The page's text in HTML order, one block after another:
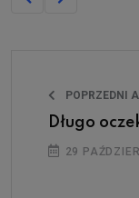
POPRZEDNI
Długo
29